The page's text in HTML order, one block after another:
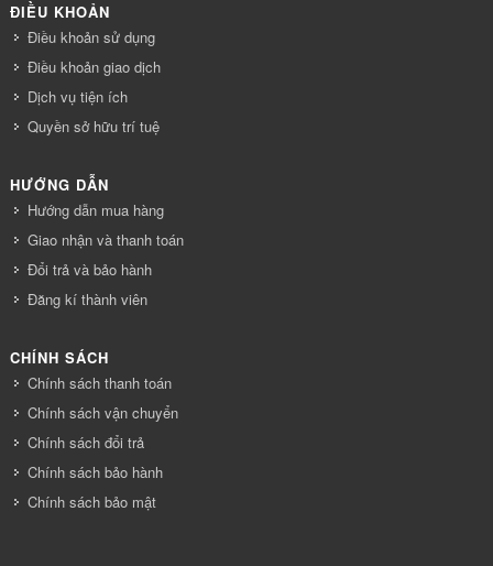
ĐIỀU KHOẢN
Điều khoản sử dụng
Điều khoản giao dịch
Dịch vụ tiện ích
Quyền sở hữu trí tuệ
HƯỚNG DẪN
Hướng dẫn mua hàng
Giao nhận và thanh toán
Đổi trả và bảo hành
Đăng kí thành viên
CHÍNH SÁCH
Chính sách thanh toán
Chính sách vận chuyển
Chính sách đổi trả
Chính sách bảo hành
Chính sách bảo mật